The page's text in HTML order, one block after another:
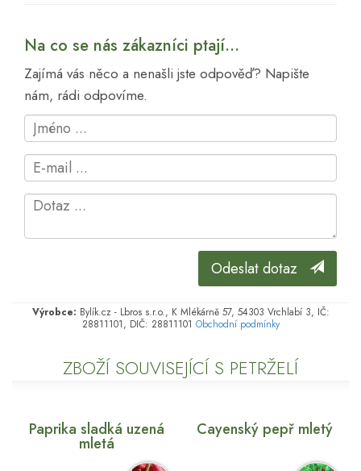
Na co se nás zákazníci ptají...
Zajímá vás něco a nenašli jste odpověď? Napište
nám, rádi odpovíme.
Odeslat dotaz
Výrobce: Bylík.cz - Lbros s.r.o., K Mlékárně 57, 54303 Vrchlabí 3, IČ:
28811101, DIČ: 28811101 Obchodní podmínky
ZBOŽÍ SOUVISEJÍCÍ S PETRŽELÍ
Paprika sladká uzená
mletá
Cayenský pepř mletý